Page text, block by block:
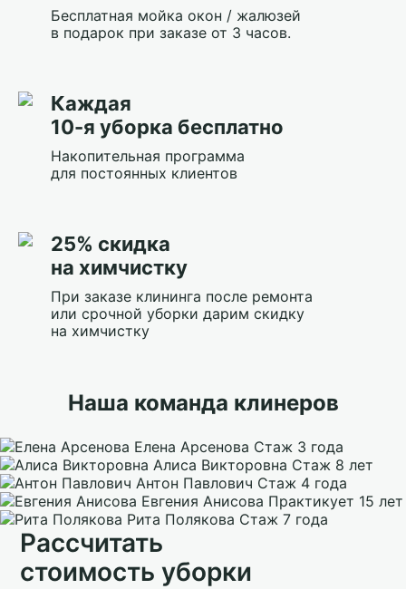
Бесплатная мойка окон / жалюзей
в подарок при заказе от 3 часов.
Каждая
10-я уборка бесплатно
Накопительная программа
для постоянных клиентов
25% скидка
на химчистку
При заказе клининга после ремонта
или срочной уборки дарим скидку
на химчистку
Наша команда клинеров
Елена Арсенова Стаж 3 года
Алиса Викторовна Стаж 8 лет
Антон Павлович Стаж 4 года
Евгения Анисова Практикует 15 лет
Рита Полякова Стаж 7 года
Рассчитать
стоимость уборки